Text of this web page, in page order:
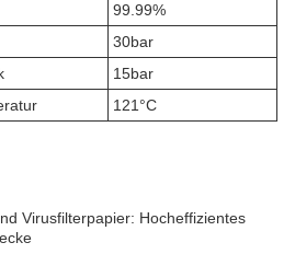
99.99%
30bar
15bar
121°C
Virusfilterpapier: Hocheffizientes